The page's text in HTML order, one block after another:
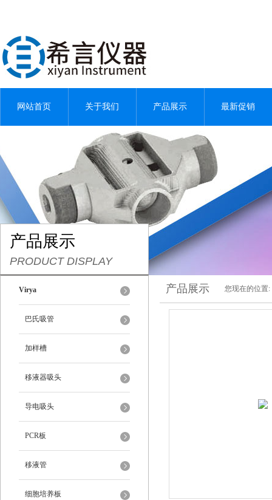
网站首页 关于我们 产品展示 最新促销
产品展示
PRODUCT DISPLAY
Virya
巴氏吸管
加样槽
移液器吸头
导电吸头
PCR板
移液管
细胞培养板
产品展示 您现在的位置: